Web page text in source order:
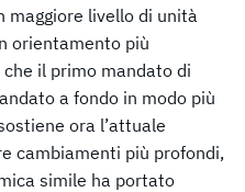
maggiore livello di unità
orientamento più
il primo mandato di
a fondo in modo più
ora l’attuale
cambiamenti più profondi,
simile ha portato